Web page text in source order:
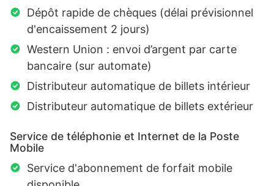
Dépôt rapide de chèques (délai prévisionnel
d'encaissement 2 jours)
Western Union : envoi d’argent par carte
bancaire (sur automate)
Distributeur automatique de billets intérieur
Distributeur automatique de billets extérieur
Service de téléphonie et Internet de la Poste
Mobile
Service d'abonnement de forfait mobile